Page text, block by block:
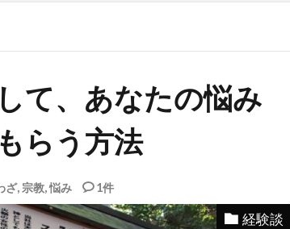
て、あなたの悩み
らう方法
ざ, 宗教,悩み 1件
経験談